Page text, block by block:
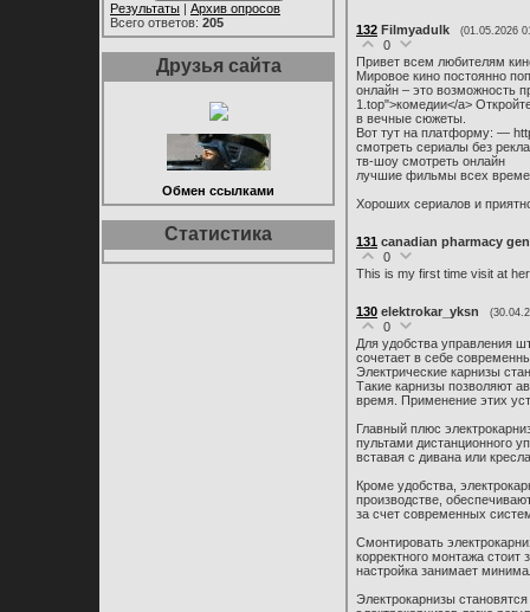
Результаты | Архив опросов
Всего ответов: 205
Друзья сайта
Обмен ссылками
Статистика
132 Filmyadulk (01.05.2026
0
Привет всем любителям
Мировое кино постоянно
онлайн – это возможность
1.top">комедии</a>
в вечные сюжеты.
Вот тут на платформу: —
смотреть сериалы без
тв-шоу смотреть онлайн
лучшие фильмы всех
Хороших сериалов и
131 canadian pharmacy
0
This is my first time visit at
130 elektrokar_yksn
0
Для удобства управления
сочетает в себе
Электрические карнизы
Такие карнизы позволяют
время. Применение этих
Главный плюс
пультами дистанционного
вставая с дивана или
Кроме удобства,
производстве,
за счет современных
Смонтировать
корректного монтажа
настройка занимает
Электрокарнизы